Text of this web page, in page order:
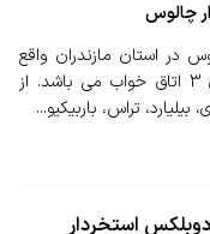
چالوس
در استان مازندران واقع
شده است. این واحد با متراژ 230 متر دارای 3 اتاق خواب می باشد. از
تراس، باربیکیو...
استخردار